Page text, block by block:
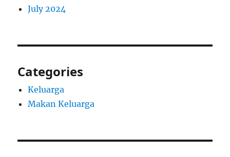
July 2024
Categories
Keluarga
Makan Keluarga